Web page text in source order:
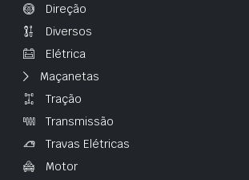
Direção
Diversos
Elétrica
Maçanetas
Tração
Transmissão
Travas Elétricas
Motor